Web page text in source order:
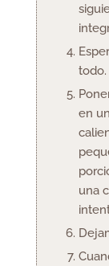
todo.
en
una